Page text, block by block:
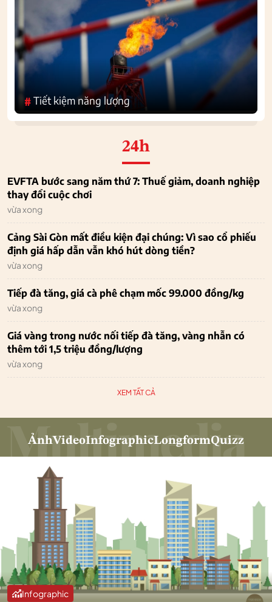
#Tiết kiệm năng lượng
24h
EVFTA bước sang năm thứ 7: Thuế giảm, doanh nghiệp
thay đổi cuộc chơi
vừa xong
Cảng Sài Gòn mất điều kiện đại chúng: Vì sao cổ phiếu
định giá hấp dẫn vẫn khó hút dòng tiền?
vừa xong
Tiếp đà tăng, giá cà phê chạm mốc 99.000 đồng/kg
vừa xong
Giá vàng trong nước nối tiếp đà tăng, vàng nhẫn có
thêm tới 1,5 triệu đồng/lượng
vừa xong
XEM TẤT CẢ
ẢnhVideoInfographicLongformQuizz
Infographic